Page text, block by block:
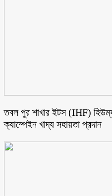
তবল পুর শাখার ইটস (IHF)
ক্যাম্পেইন খাদ্য সহায়তা প্রদান